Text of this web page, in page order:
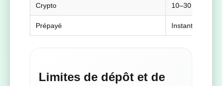
Crypto 10–30 min
Prépayé Instant
Limites de dépôt et de